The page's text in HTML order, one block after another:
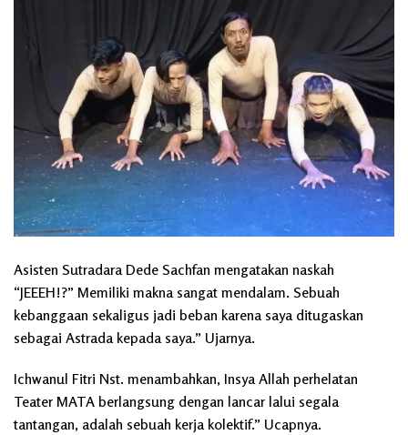
Asisten Sutradara Dede Sachfan mengatakan naskah
“JEEEH!?” Memiliki makna sangat mendalam. Sebuah
kebanggaan sekaligus jadi beban karena saya ditugaskan
sebagai Astrada kepada saya.” Ujarnya.
Ichwanul Fitri Nst. menambahkan, Insya Allah perhelatan
Teater MATA berlangsung dengan lancar lalui segala
tantangan, adalah sebuah kerja kolektif.” Ucapnya.